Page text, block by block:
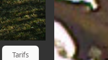
Tarifs